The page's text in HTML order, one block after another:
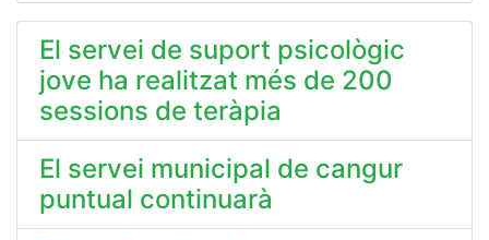
El servei de suport psicològic
jove ha realitzat més de 200
sessions de teràpia
El servei municipal de cangur
puntual continuarà